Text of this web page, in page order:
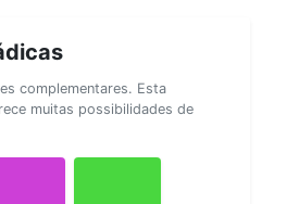
complementares. Esta
muitas possibilidades de